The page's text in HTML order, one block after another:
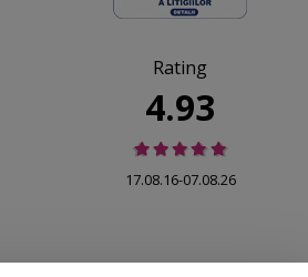
Rating
4.93
17.08.16-07.08.26